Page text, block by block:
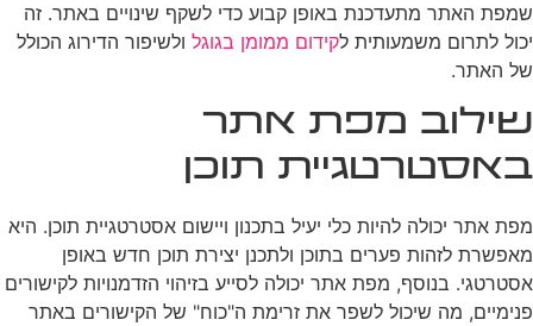
שמפת האתר מתעדכנת באופן קבוע כדי לשקף שינויים באתר. זה
יכול לתרום משמעותית לקידום ממומן בגוגל ולשיפור הדירוג הכולל
של האתר.
שילוב מפת אתר
באסטרטגיית תוכן
מפת אתר יכולה להיות כלי יעיל בתכנון ויישום אסטרטגיית תוכן. היא
מאפשרת לזהות פערים בתוכן ולתכנן יצירת תוכן חדש באופן
אסטרטגי. בנוסף, מפת אתר יכולה לסייע בזיהוי הזדמנויות לקישורים
פנימיים, מה שיכול לשפר את זרימת ה"כוח" של הקישורים באתר